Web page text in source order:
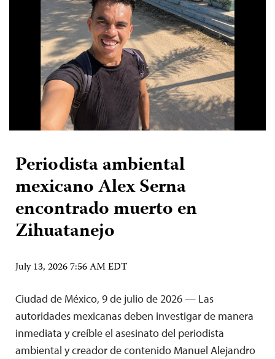
Periodista ambiental
mexicano Alex Serna
encontrado muerto en
Zihuatanejo
July 13, 2026 7:56 AM EDT
Ciudad de México, 9 de julio de 2026 — Las
autoridades mexicanas deben investigar de manera
inmediata y creíble el asesinato del periodista
ambiental y creador de contenido Manuel Alejandro